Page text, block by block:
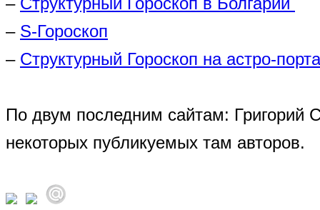
– S-Гороскоп
– Структурный Гороскоп на астро-
По двум последним сайтам: Григорий
некоторых публикуемых там авторов.